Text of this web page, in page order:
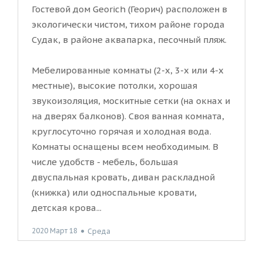
Гостевой дом Georich (Георич) расположен в
экологически чистом, тихом районе города
Судак, в районе аквапарка, песочный пляж.
Мебелированные комнаты (2-х, 3-х или 4-х
местные), высокие потолки, хорошая
звукоизоляция, москитные сетки (на окнах и
на дверях балконов). Своя ванная комната,
круглосуточно горячая и холодная вода.
Комнаты оснащены всем необходимым. В
числе удобств - мебель, большая
двуспальная кровать, диван раскладной
(книжка) или односпальные кровати,
детская крова...
2020 Март 18 ● Среда